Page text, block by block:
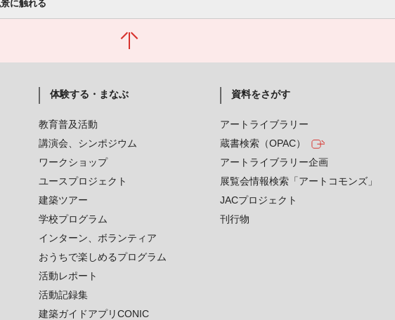
に触れる
体験する・まなぶ
教育普及活動
講演会、シンポジウム
ワークショップ
ユースプロジェクト
建築ツアー
学校プログラム
インターン、ボランティア
おうちで楽しめるプログラム
活動レポート
活動記録集
建築ガイドアプリCONIC
資料をさがす
アートライブラリー
蔵書検索（OPAC）
アートライブラリー企画
展覧会情報検索「アートコモンズ」
JACプロジェクト
刊行物